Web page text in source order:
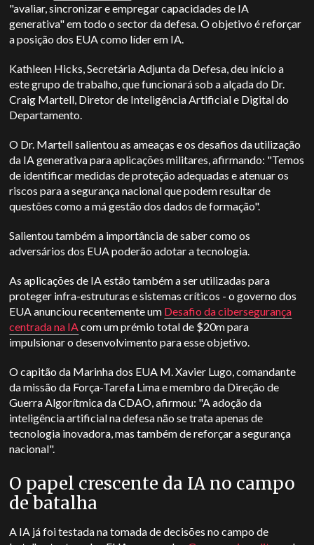
"avaliar, sincronizar e empregar capacidades de IA
generativa" em todo o sector da defesa. O objetivo é reforçar
a posição dos EUA como líder em IA.
Kathleen Hicks, Secretária Adjunta da Defesa, deu início a
este grupo de trabalho, que funcionará sob a alçada do Dr.
Craig Martell, Diretor de Inteligência Artificial e Digital do
Departamento.
O Dr. Martell salientou as ameaças e os desafios da utilização
da IA generativa para aplicações militares, afirmando: "Temos
de identificar medidas de proteção adequadas e atenuar os
riscos para a segurança nacional que podem resultar de
questões como a má gestão dos dados de formação".
Salientou também a importância de saber como os
adversários dos EUA poderão adotar a tecnologia.
As aplicações de IA estão também a ser utilizadas para
proteger infra-estruturas e sistemas críticos - o governo dos
EUA anunciou recentemente um Desafio da cibersegurança
centrada na IAcom um prémio total de $20m para
impulsionar o desenvolvimento para esse objetivo.
O capitão da Marinha dos EUA M. Xavier Lugo, comandante
da missão da Força-Tarefa Lima e membro da Direção de
Guerra Algorítmica da CDAO, afirmou: "A adoção da
inteligência artificial na defesa não se trata apenas de
tecnologia inovadora, mas também de reforçar a segurança
nacional".
O papel crescente da IA no campo
de batalha
A IA já foi testada na tomada de decisões no campo de